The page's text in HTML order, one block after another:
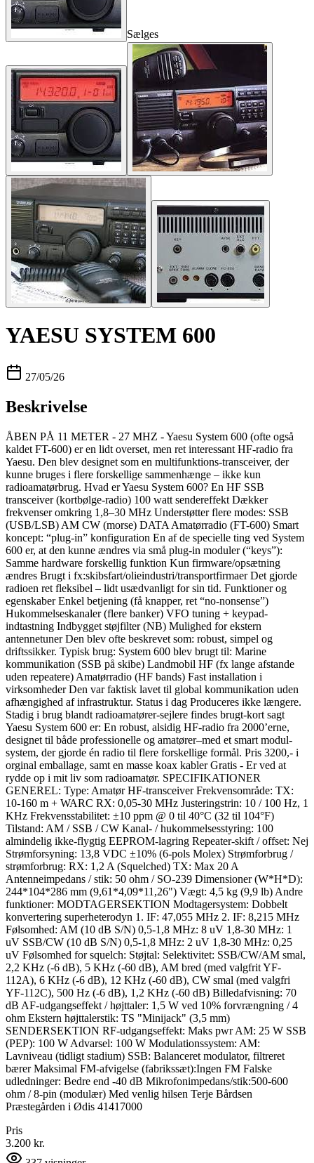
Sælges
YAESU SYSTEM 600
27/05/26
Beskrivelse
ÅBEN PÅ 11 METER - 27 MHZ - Yaesu System 600 (ofte også
kaldet FT-600) er en lidt overset, men ret interessant HF-radio fra
Yaesu. Den blev designet som en multifunktions-transceiver, der
kunne bruges i flere forskellige sammenhænge – ikke kun
radioamatørbrug. Hvad er Yaesu System 600? En HF SSB
transceiver (kortbølge-radio) 100 watt sendereffekt Dækker
frekvenser omkring 1,8–30 MHz Understøtter flere modes: SSB
(USB/LSB) AM CW (morse) DATA Amatørradio (FT-600) Smart
koncept: “plug-in” konfiguration En af de specielle ting ved System
600 er, at den kunne ændres via små plug-in moduler (“keys”):
Samme hardware forskellig funktion Kun firmware/opsætning
ændres Brugt i fx:skibsfart/olieindustri/transportfirmaer Det gjorde
radioen ret fleksibel – lidt usædvanligt for sin tid. Funktioner og
egenskaber Enkel betjening (få knapper, ret “no-nonsense”)
Hukommelseskanaler (flere banker) VFO tuning + keypad-
indtastning Indbygget støjfilter (NB) Mulighed for ekstern
antennetuner Den blev ofte beskrevet som: robust, simpel og
driftssikker. Typisk brug: System 600 blev brugt til: Marine
kommunikation (SSB på skibe) Landmobil HF (fx lange afstande
uden repeatere) Amatørradio (HF bands) Fast installation i
virksomheder Den var faktisk lavet til global kommunikation uden
afhængighed af infrastruktur. Status i dag Produceres ikke længere.
Stadig i brug blandt radioamatører-sejlere findes brugt-kort sagt
Yaesu System 600 er: En robust, alsidig HF-radio fra 2000’erne,
designet til både professionelle og amatører–med et smart modul-
system, der gjorde én radio til flere forskellige formål. Pris 3200,- i
orginal emballage, samt en masse koax kabler Gratis - Er ved at
rydde op i mit liv som radioamatør. SPECIFIKATIONER
GENEREL: Type: Amatør HF-transceiver Frekvensområde: TX:
10-160 m + WARC RX: 0,05-30 MHz Justeringstrin: 10 / 100 Hz, 1
KHz Frekvensstabilitet: ±10 ppm @ 0 til 40°C (32 til 104°F)
Tilstand: AM / SSB / CW Kanal- / hukommelsesstyring: 100
almindelig ikke-flygtig EEPROM-lagring Repeater-skift / offset: Nej
Strømforsyning: 13,8 VDC ±10% (6-pols Molex) Strømforbrug /
strømforbrug: RX: 1,2 A (Squelched) TX: Max 20 A
Antenneimpedans / stik: 50 ohm / SO-239 Dimensioner (W*H*D):
244*104*286 mm (9,61*4,09*11,26") Vægt: 4,5 kg (9,9 lb) Andre
funktioner: MODTAGERSEKTION Modtagersystem: Dobbelt
konvertering superheterodyn 1. IF: 47,055 MHz 2. IF: 8,215 MHz
Følsomhed: AM (10 dB S/N) 0,5-1,8 MHz: 8 uV 1,8-30 MHz: 1
uV SSB/CW (10 dB S/N) 0,5-1,8 MHz: 2 uV 1,8-30 MHz: 0,25
uV Følsomhed for squelch: Støjtal: Selektivitet: SSB/CW/AM smal,
2,2 KHz (-6 dB), 5 KHz (-60 dB), AM bred (med valgfrit YF-
112A), 6 KHz (-6 dB), 12 KHz (-60 dB), CW smal (med valgfri
YF-112C), 500 Hz (-6 dB), 1,2 KHz (-60 dB) Billedafvisning: 70
dB AF-udgangseffekt / højttaler: 1,5 W ved 10% forvrængning / 4
ohm Ekstern højttalerstik: TS "Minijack" (3,5 mm)
SENDERSEKTION RF-udgangseffekt: Maks pwr AM: 25 W SSB
(PEP): 100 W Advarsel: 100 W Modulationssystem: AM:
Lavniveau (tidligt stadium) SSB: Balanceret modulator, filtreret
bærer Maksimal FM-afvigelse (fabrikssæt):Ingen FM Falske
udledninger: Bedre end -40 dB Mikrofonimpedans/stik:500-600
ohm / 8-pin (modulær) Med venlig hilsen Terje Bårdsen
Præstegården i Ødis 41417000
Pris
3.200 kr.